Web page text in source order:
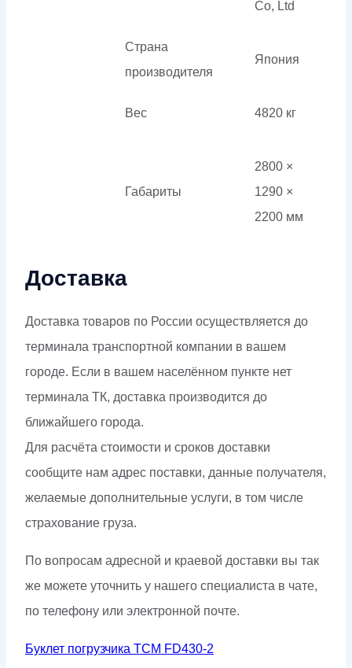
Co, Ltd
Страна
производителя
Япония
Вес 4820 кг
Габариты
2800 ×
1290 ×
2200 мм
Доставка
Доставка товаров по России осуществляется до
терминала транспортной компании в вашем
городе. Если в вашем населённом пункте нет
терминала ТК, доставка производится до
ближайшего города.
Для расчёта стоимости и сроков доставки
сообщите нам адрес поставки, данные получателя,
желаемые дополнительные услуги, в том числе
страхование груза.
По вопросам адресной и краевой доставки вы так
же можете уточнить у нашего специалиста в чате,
по телефону или электронной почте.
Буклет погрузчика TCM FD430-2